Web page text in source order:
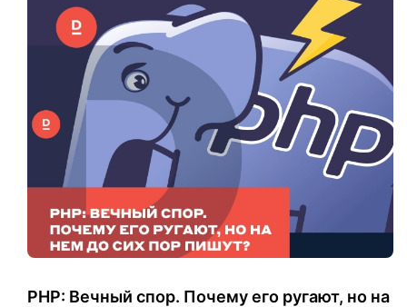
PHP: Вечный спор. Почему его ругают, но на